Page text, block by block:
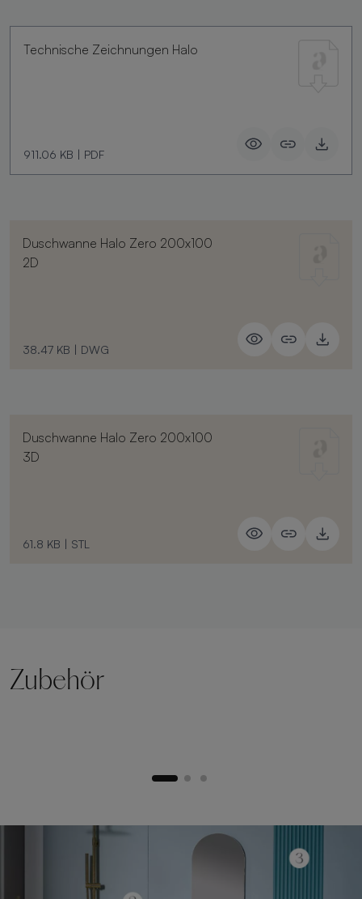
Technische Zeichnungen Halo
911.06 KB | PDF
Duschwanne Halo Zero 200x100
2D
38.47 KB | DWG
Duschwanne Halo Zero 200x100
3D
61.8 KB | STL
Zubehör